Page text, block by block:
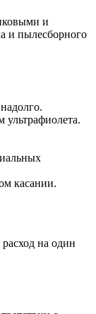
и
и пылесборного
ультрафиолета.
касании.
на один